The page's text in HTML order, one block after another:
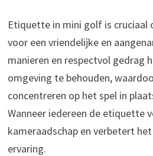
Etiquette in mini golf is
voor een vriendelijke en
manieren en respectvol gedrag
omgeving te behouden,
concentreren op het spel in
Wanneer iedereen de etiquette
kameraadschap en verbetert
ervaring.